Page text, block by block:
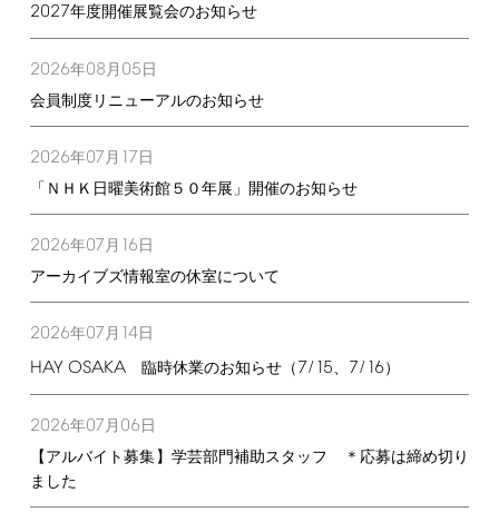
2027年度開催展覧会のお知らせ
2026年08月 05日
会員制度リニューアルのお知らせ
2026年07月 17日
「ＮＨＫ日曜美術館５０年展」開催のお知らせ
2026年07月 16日
アーカイブズ情報室の休室について
2026年07月 14日
HAY OSAKA臨時休業のお知らせ（7/15、 7/16）
2026年07月 06日
【アルバイト募集】学芸部門補助スタッフ ＊応募は締め切り
ました